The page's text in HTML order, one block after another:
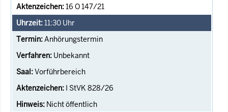
16 O 147/21
11:30 Uhr
Anhörungstermin
Unbekannt
Vorführbereich
I StVK 828/26
Nicht öffentlich